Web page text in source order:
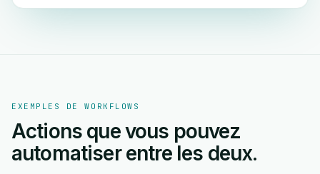
EXEMPLES DE WORKFLOWS
Actions que vous pouvez
automatiser entre les deux.